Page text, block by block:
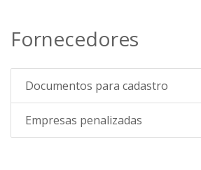
Fornecedores
Documentos para cadastro
Empresas penalizadas